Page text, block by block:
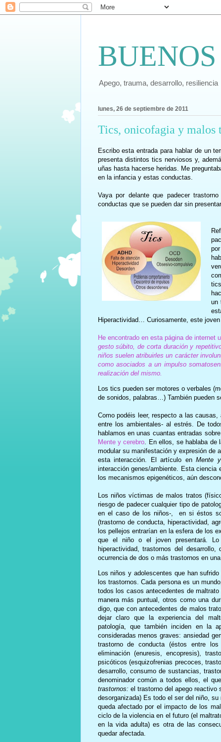
Apego, trauma, desarrollo, resiliencia
lunes, 26 de septiembre de 2011
Tics, onicofagia y malos
Escribo esta entrada para hablar de un
presenta distintos tics nerviosos y,
uñas hasta hacerse heridas. Me
en la infancia y estas conductas.
Vaya por delante que padecer
conductas que se pueden dar sin
un
Hiperactividad… Curiosamente, este
He encontrado en esta página de internet
gesto súbito, de corta duración y
niños suelen atribuirles un carácter
como asociados a un impulso
realización del mismo.
Los tics pueden ser motores o verbales
de sonidos, palabras…) También pueden
Como podéis leer, respecto a las
entre los ambientales- al estrés. De
hablamos en unas cuantas entradas
Mente y cerebro. En ellos, se hablaba de
modular su manifestación y expresión de
esta interacción. El artículo enMente y
interacción genes/ambiente. Esta
los mecanismos epigenéticos, aún
Los niños víctimas de malos tratos
riesgo de padecer cualquier tipo de
en el caso de los niños-, en si éstos
(trastorno de conducta, hiperactividad,
los pellejos entrarían en la esfera de los
que el niño o el joven presentará. Lo
hiperactividad, trastornos del
ocurrencia de dos o más trastornos en
Los niños y adolescentes que han
los trastornos. Cada persona es un
todos los casos antecedentes de
manera más puntual, otros como una
digo, que con antecedentes de malos
dejar claro que la experiencia del
patología, que también inciden en la
consideradas menos graves: ansiedad
trastorno de conducta (éstos entre
eliminación (enuresis, encopresis),
psicóticos (esquizofrenias precoces,
desarrollo, consumo de sustancias,
denominador común a todos ellos, el
trastornos: el trastorno del apego reactivo
desorganizada) Es todo el ser del niño,
queda afectado por el impacto de los
ciclo de la violencia en el futuro (el
en la vida adulta) es otra de las
quedar afectada.